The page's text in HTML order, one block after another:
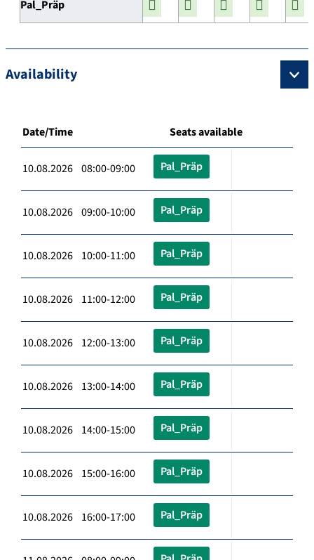
Pal_Präp
Availability
Date/Time Seats available
10.08.2026 08:00-09:00 Pal_Präp
10.08.2026 09:00-10:00 Pal_Präp
10.08.2026 10:00-11:00 Pal_Präp
10.08.2026 11:00-12:00 Pal_Präp
10.08.2026 12:00-13:00 Pal_Präp
10.08.2026 13:00-14:00 Pal_Präp
10.08.2026 14:00-15:00 Pal_Präp
10.08.2026 15:00-16:00 Pal_Präp
10.08.2026 16:00-17:00 Pal_Präp